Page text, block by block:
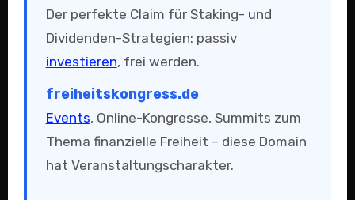
Der perfekte Claim für Staking- und
Dividenden-Strategien: passiv
investieren, frei werden.
freiheitskongress.de
Events, Online-Kongresse, Summits zum
Thema finanzielle Freiheit – diese Domain
hat Veranstaltungscharakter.